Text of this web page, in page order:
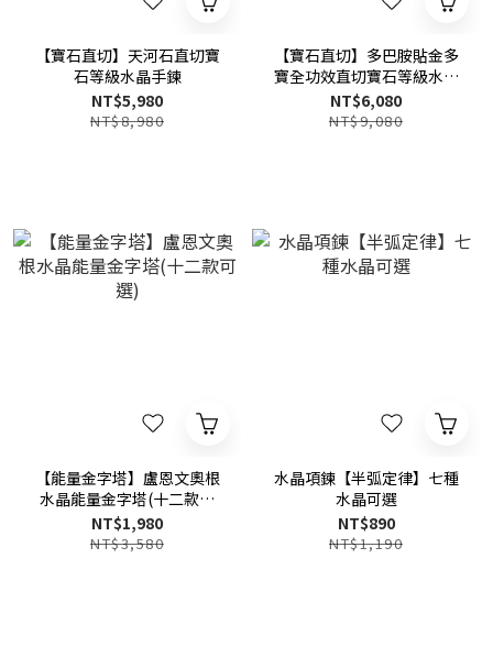
【寶石直切】天河石直切寶
石等級水晶手鍊
NT$5,980
NT$8,980
【寶石直切】多巴胺貼金多
寶全功效直切寶石等級水晶
手鍊
NT$6,080
NT$9,080
【能量金字塔】盧恩文奧根
水晶能量金字塔(十二款可
選)
NT$1,980
NT$3,580
水晶項鍊【半弧定律】七種
水晶可選
NT$890
NT$1,190